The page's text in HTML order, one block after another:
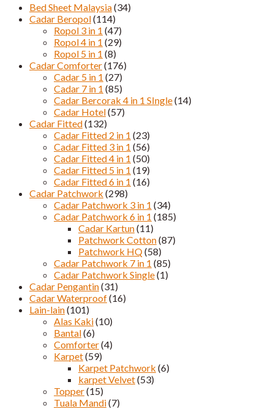
Bed Sheet Malaysia(34)
Cadar Beropol(114)
Ropol 3 in 1 (47)
Ropol 4 in 1 (29)
Ropol 5 in 1 (8)
Cadar Comforter(176)
Cadar 5 in 1 (27)
Cadar 7 in 1 (85)
Cadar Bercorak 4 in 1 SIngle(14)
Cadar Hotel(57)
Cadar Fitted(132)
Cadar Fitted 2 in 1 (23)
Cadar Fitted 3 in 1 (56)
Cadar Fitted 4 in 1 (50)
Cadar Fitted 5 in 1 (19)
Cadar Fitted 6 in 1 (16)
Cadar Patchwork (298)
Cadar Patchwork 3 in 1 (34)
Cadar Patchwork 6 in 1 (185)
Cadar Kartun(11)
Patchwork Cotton(87)
Patchwork HQ(58)
Cadar Patchwork 7 in 1 (85)
Cadar Patchwork Single(1)
Cadar Pengantin(31)
Cadar Waterproof(16)
Lain-lain(101)
Alas Kaki(10)
Bantal(6)
Comforter(4)
Karpet(59)
Karpet Patchwork (6)
karpet Velvet(53)
Topper(15)
Tuala Mandi(7)